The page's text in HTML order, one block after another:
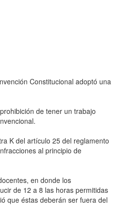
Constitucional adoptó una
de tener un trabajo
K del artículo 25 del reglamento
al principio de
en donde los
de 12 a 8 las horas permitidas
que éstas deberán ser fuera del